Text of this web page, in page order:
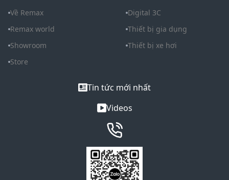
Về Remax
Remax world
Showroom
Store
Digital 3C
Thiết bị gia dụng
Thiết bị xe hơi
Tin tức mới nhất
Videos